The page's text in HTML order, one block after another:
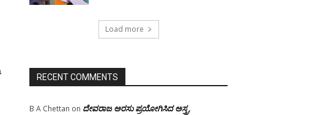
Load more
RECENT COMMENTS
B A Chettan on ದೇವರಾಜ ಅರಸು ಪ್ರಯೋಗಿಸಿದ ಅಸ್ತ್ರ,